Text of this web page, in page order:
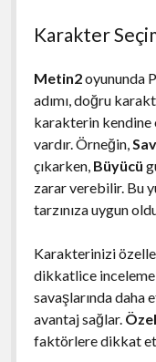
Karakter
Metin2oyununda
adımı, doğru
karakterin
vardır. Örneğin,
çıkarken, Büyücü
zarar verebilir. Bu
tarzınıza uygun
Karakterinizi
dikkatlice
savaşlarında daha
avantaj sağlar.
faktörlere dikkat